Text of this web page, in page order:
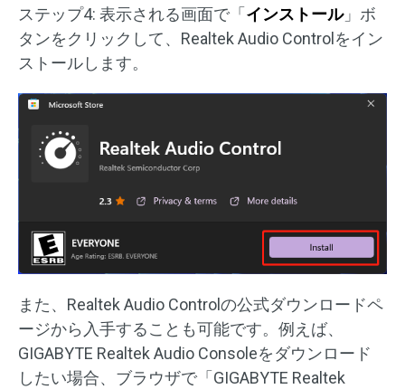
ステップ4: 表示される画面で「 インストール」ボ
タンをクリックして、Realtek Audio Controlをイン
ストールします。
また、Realtek Audio Controlの公式ダウンロードペ
ージから入手することも可能です。例えば、
GIGABYTE Realtek Audio Consoleをダウンロード
したい場合、ブラウザで「GIGABYTE Realtek